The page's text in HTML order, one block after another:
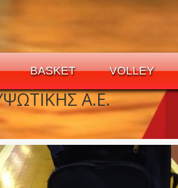
BASKET VOLLEY
Α.Ε.